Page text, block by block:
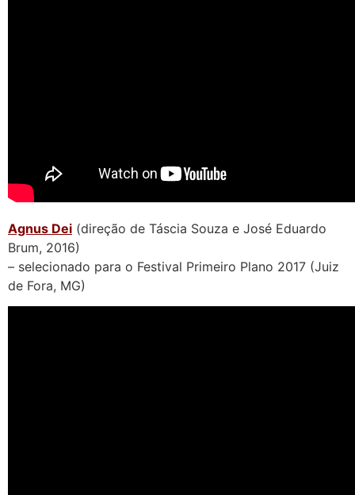
Agnus Dei (direção de Táscia Souza e José Eduardo
Brum, 2016)
– selecionado para o Festival Primeiro Plano 2017 (Juiz
de Fora, MG)